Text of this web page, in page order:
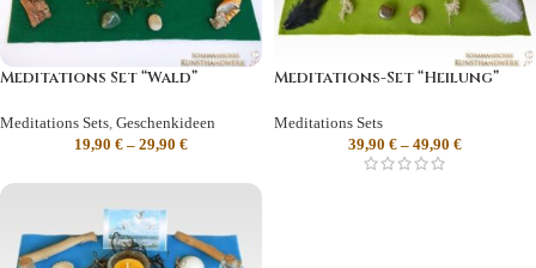
Meditations Set “Wald”
Meditations Sets, Geschenkideen
19,90 € – 29,90 €
Meditations-Set “Heilung”
Meditations Sets
39,90 € – 49,90 €